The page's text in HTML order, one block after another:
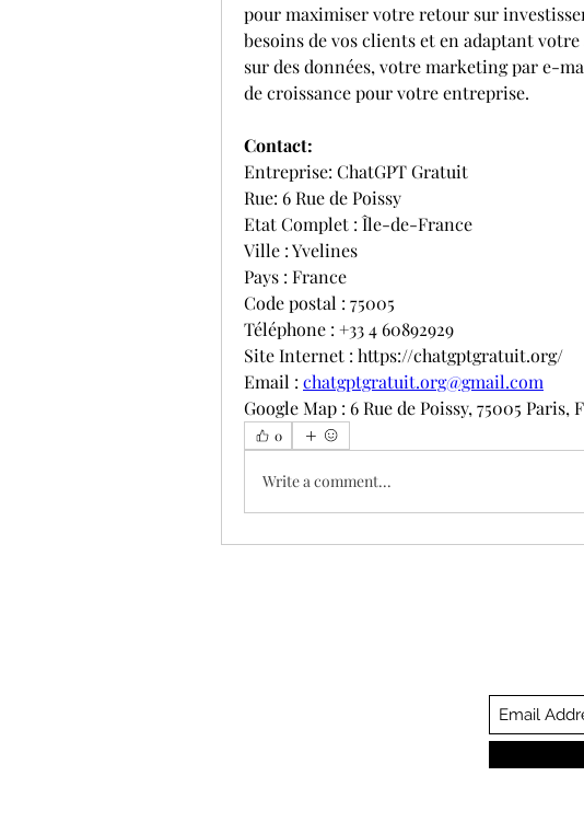
pour maximiser votre retour sur
besoins de vos clients et en adaptant
sur des données, votre marketing par e-
de croissance pour votre entreprise.
Contact:
Entreprise: ChatGPT Gratuit
Rue: 6 Rue de Poissy
Etat Complet : Île-de-France
Ville : Yvelines
Pays : France
Code postal : 75005
Téléphone : +33 4 60892929
Site Internet : https://chatgptgratuit.org/
Email : chatgptgratuit.org@gmail.com
Google Map : 6 Rue de Poissy, 75005 Paris,
0
Write a comment...